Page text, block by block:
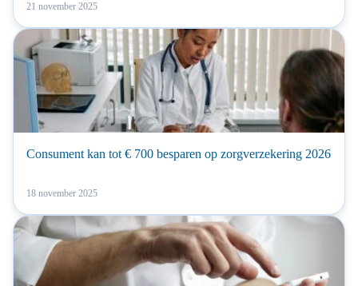
21 november 2025
Consument kan tot € 700 besparen op zorgverzekering 2026
18 november 2025